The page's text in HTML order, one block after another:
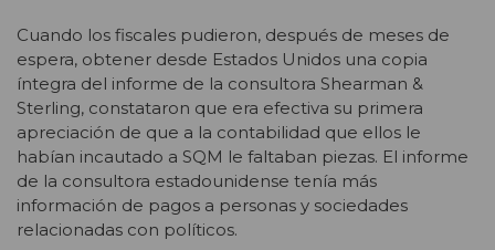
Cuando los fiscales pudieron, después de meses de
espera, obtener desde Estados Unidos una copia
íntegra del informe de la consultora Shearman &
Sterling, constataron que era efectiva su primera
apreciación de que a la contabilidad que ellos le
habían incautado a SQM le faltaban piezas. El informe
de la consultora estadounidense tenía más
información de pagos a personas y sociedades
relacionadas con políticos.